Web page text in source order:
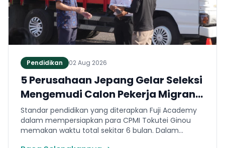
Pendidikan 02 Aug 2026
5 Perusahaan Jepang Gelar Seleksi
Mengemudi Calon Pekerja Migran
Jembrana
Standar pendidikan yang diterapkan Fuji Academy
dalam mempersiapkan para CPMI Tokutei Ginou
memakan waktu total sekitar 6 bulan. Dalam